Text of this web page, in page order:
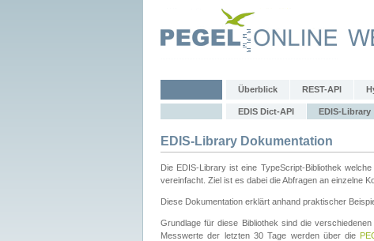
Überblick REST-API
EDIS Dict-API EDIS-Library
EDIS-Library Dokumentation
Die EDIS-Library ist eine TypeScript-Bibliothek
vereinfacht. Ziel ist es dabei die Abfragen an einzelne
Diese Dokumentation erklärt anhand praktischer
Grundlage für diese Bibliothek sind die
Messwerte der letzten 30 Tage werden über die